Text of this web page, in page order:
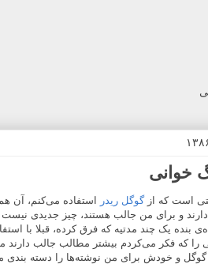
۲۱
خوانی
است که ازگوگل ریدر
استفاده می‌کنم، آن
و برای من جالب هستند، چیز جدیدی
بنده یک چند مدتیه که فرق کرده، قبلا با
را که فکر می‌کردم بیشتر مطالب جالب دارند
و خودش برای من نوشته‌ها را دسته بندی